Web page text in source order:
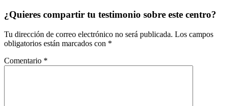
¿Quieres compartir tu testimonio sobre este centro?
Tu dirección de correo electrónico no será publicada. Los campos
obligatorios están marcados con *
Comentario *